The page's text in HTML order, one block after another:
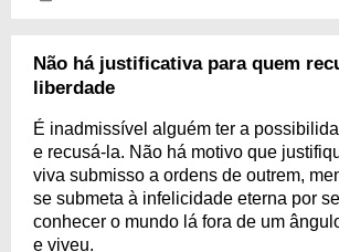
Não há justificativa para quem
liberdade
É inadmissível alguém ter a
e recusá-la. Não há motivo que
viva submisso a ordens de outrem,
se submeta à infelicidade eterna por
conhecer o mundo lá fora de um
e viveu.